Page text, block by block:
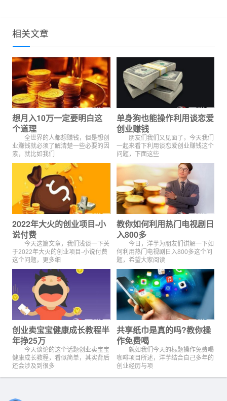
相关文章
想月入10万一定要明白这
个道理
全世界的人都想赚钱，但是想创
业赚钱就必须了解清楚一些必要的因
素，就比如我们
单身狗也能操作利用谈恋爱
创业赚钱
朋友们我们又见面了，今天我们
一起来看下利用谈恋爱创业赚钱这个
问题，下面这些
2022年大火的创业项目-小
说付费
今天这篇文章，我们浅谈一下关
于2022年大火的创业项目-小说付费
这个问题，更多细
教你如何利用热门电视剧日
入800多
今日，洋芋为朋友们讲解一下如
何利用热门电视剧日入800多这个问
题，希望大家阅读
创业卖宝宝健康成长教程半
年挣25万
今天谈论的这个话题创业卖宝宝
健康成长教程，看似简单，其实背后
还会涉及到很多
共享纸巾是真的吗?教你操
作免费喝
就如我们今天的标题操作免费喝
咖啡项目所述，洋芋结合自己多年的
创业经历与项